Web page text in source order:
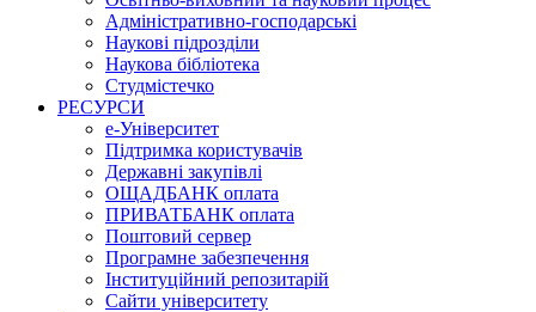
Адміністративно-господарські
Наукові підрозділи
Наукова бібліотека
Студмістечко
РЕСУРСИ
е-Університет
Підтримка користувачів
Державні закупівлі
ОЩАДБАНК оплата
ПРИВАТБАНК оплата
Поштовий сервер
Програмне забезпечення
Інституційний репозитарій
Сайти університету